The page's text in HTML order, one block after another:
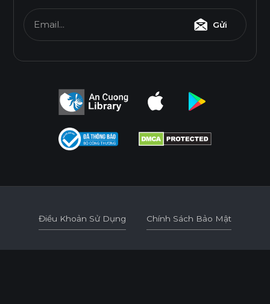
Email... Gửi
Điều Khoản Sử Dụng Chính Sách Bảo Mật